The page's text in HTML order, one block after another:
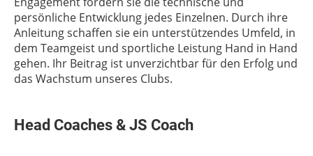
persönliche Entwicklung jedes Einzelnen. Durch ihre
Anleitung schaffen sie ein unterstützendes Umfeld, in
dem Teamgeist und sportliche Leistung Hand in Hand
gehen. Ihr Beitrag ist unverzichtbar für den Erfolg und
das Wachstum unseres Clubs.
Head Coaches & JS Coach